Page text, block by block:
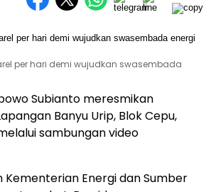
per hari demi wujudkan swasembada
Subianto meresmikan
Banyu Urip, Blok Cepu,
sambungan video
Energi dan Sumber